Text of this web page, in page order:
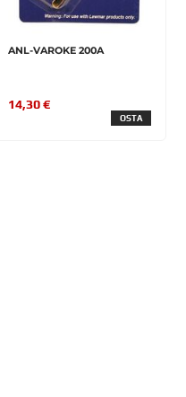
ANL-VAROKE 200A
14,30 €
OSTA